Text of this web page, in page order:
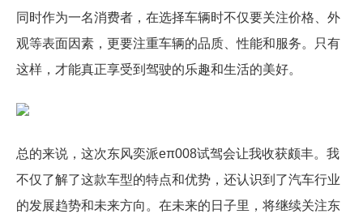
同时作为一名消费者，在选择车辆时不仅要关注价格、外
观等表面因素，更要注重车辆的品质、性能和服务。只有
这样，才能真正享受到驾驶的乐趣和生活的美好。
总的来说，这次东风奕派eπ008试驾会让我收获颇丰。我
不仅了解了这款车型的特点和优势，还认识到了汽车行业
的发展趋势和未来方向。在未来的日子里，将继续关注东